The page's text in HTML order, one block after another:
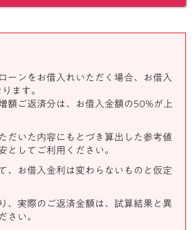
ーンをお借入れいただく場合、お借入
ます。
額ご返済分は、お借入金額の50%が上
だいた内容にもとづき算出した参考値
としてご利用ください。
、お借入金利は変わらないものと仮定
、実際のご返済金額は、試算結果と異
さい。